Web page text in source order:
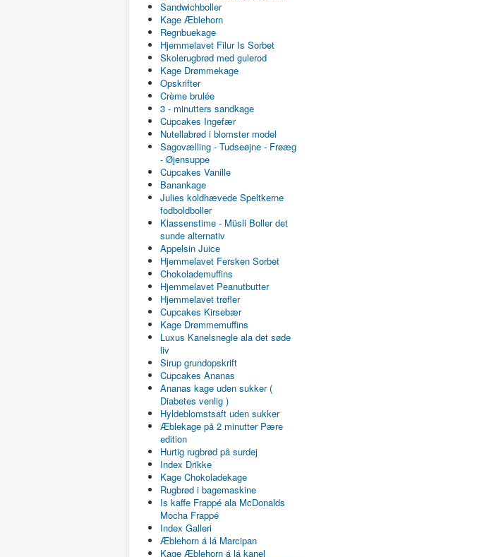
Sandwichboller
Kage Æblehorn
Regnbuekage
Hjemmelavet Filur Is Sorbet
Skolerugbrød med gulerod
Kage Drømmekage
Opskrifter
Crème brulée
3 - minutters sandkage
Cupcakes Ingefær
Nutellabrød i blomster model
Sagovælling - Tudseøjne - Frøæg
- Øjensuppe
Cupcakes Vanille
Banankage
Julies koldhævede Speltkerne
fodboldboller
Klassenstime - Müsli Boller det
sunde alternativ
Appelsin Juice
Hjemmelavet Fersken Sorbet
Chokolademuffins
Hjemmelavet Peanutbutter
Hjemmelavet trøfler
Cupcakes Kirsebær
Kage Drømmemuffins
Luxus Kanelsnegle ala det søde
liv
Sirup grundopskrift
Cupcakes Ananas
Ananas kage uden sukker (
Diabetes venlig )
Hyldeblomstsaft uden sukker
Æblekage på 2 minutter Pære
edition
Hurtig rugbrød på surdej
Index Drikke
Kage Chokoladekage
Rugbrød i bagemaskine
Is kaffe Frappé ala McDonalds
Mocha Frappé
Index Galleri
Æblehorn á lá Marcipan
Kage Æblehorn á lá kanel